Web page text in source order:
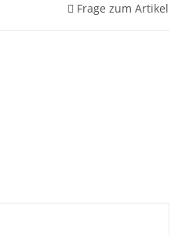
Frage zum Artikel